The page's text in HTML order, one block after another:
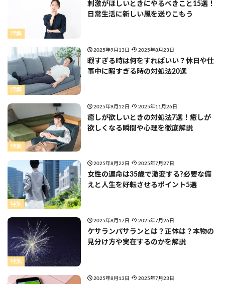
特集
刺激がほしいときにやるべきこと15選！
日常生活に新しい風を送りこもう
特集
2025年9月13日 2025年8月23日
暇すぎる時は何をすればいい？休日や仕
事中に暇すぎる時の対処法20選
特集
2025年9月12日 2025年11月26日
癒しが欲しいときの対処法7選！癒しが
欲しくなる瞬間や心理を徹底解説
特集
2025年8月22日 2025年7月27日
女性の運命は35歳で激変する?必要な備
えと人生を好転させるポイント5選
特集
2025年8月17日 2025年7月26日
ケサランパサランとは？正体は？本物の
見分け方や実在するのかを解説
2025年8月13日 2025年7月23日